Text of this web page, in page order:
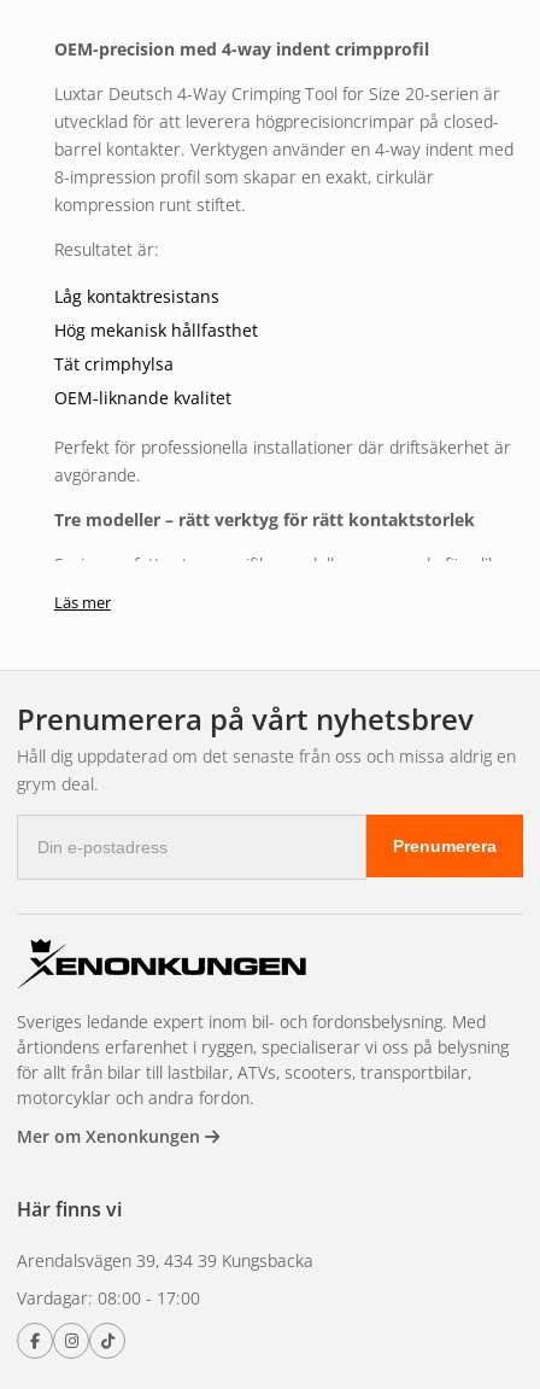
OEM-precision med 4-way indent crimpprofil
Luxtar Deutsch 4-Way Crimping Tool for Size 20-serien är
utvecklad för att leverera högprecisioncrimpar på closed-
barrel kontakter. Verktygen använder en 4-way indent med
8-impression profil som skapar en exakt, cirkulär
kompression runt stiftet.
Resultatet är:
Låg kontaktresistans
Hög mekanisk hållfasthet
Tät crimphylsa
OEM-liknande kvalitet
Perfekt för professionella installationer där driftsäkerhet är
avgörande.
Tre modeller – rätt verktyg för rätt kontaktstorlek
Serien omfattar tre specifika modeller anpassade för olika
kontaktstorlekar och kabeldimensioner:
Kabelarea: 0,05–0,5 mm²
AWG: 30–20
Typical contact size: Size 20
kontakter.
Through-hole diameter: 3,5 mm
AWG: 20–16
Typical contact size: Size 16
Passar standard DT- och DTM-applikationer inom fordon
och arbetsfordon.
Through-hole diameter: 5,0 mm
Kabelarea: 1,5–4,0 mm²
AWG: 16–12
Typical contact size: Size 12
Läs mer
Prenumerera på vårt nyhetsbrev
Håll dig uppdaterad om det senaste från oss och missa aldrig en
grym deal.
postadress
Prenumerera
Sveriges ledande expert inom bil- och fordonsbelysning. Med
årtiondens erfarenhet i ryggen, specialiserar vi oss på belysning
för allt från bilar till lastbilar, ATVs, scooters, transportbilar,
motorcyklar och andra fordon.
Mer om Xenonkungen
Här finns vi
Arendalsvägen 39, 434 39 Kungsbacka
Vardagar: 08:00 - 17:00